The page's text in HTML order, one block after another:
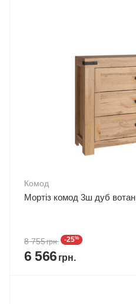
Комод
Мортіз комод 3ш дуб вотан
8 755 -25%
6 566